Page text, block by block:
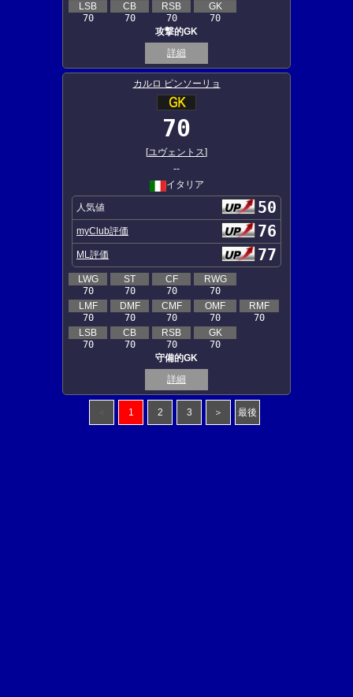
LSB
70
CB
70
RSB
70
GK
70
攻撃的GK
詳細
カルロ ピンソーリョ
70
[ユヴェントス]
--
イタリア
人気値 50
myClub評価 76
ML評価 77
LWG
70
ST
70
CF
70
RWG
70
LMF
70
DMF
70
CMF
70
OMF
70
RMF
70
LSB
70
CB
70
RSB
70
GK
70
守備的GK
詳細
1 2 3 ＞ 最後